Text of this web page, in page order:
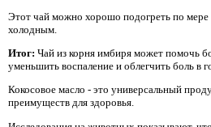
Этот чай можно хорошо подогреть по мере
холодным.
Итог: Чай из корня имбиря может помочь
уменьшить воспаление и облегчить боль в
Кокосовое масло - это универсальный
преимуществ для здоровья.